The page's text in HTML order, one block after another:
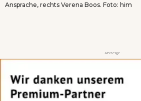
Ansprache, rechts Verena Boos. Foto: him
- Anzeige -